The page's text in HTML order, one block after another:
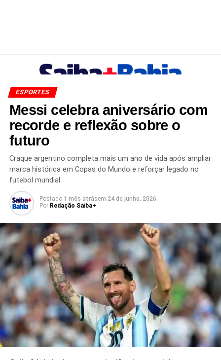
ESPORTES
Messi celebra aniversário com
recorde e reflexão sobre o
futuro
Craque argentino completa mais um ano de vida após ampliar
marca histórica em Copas do Mundo e reforçar legado no
futebol mundial.
Postado 1 mês atrásem 24 de junho, 2026
Por Redação Saiba+